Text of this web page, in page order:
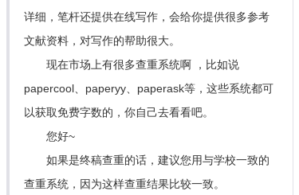
详细，笔杆还提供在线写作，会给你提供很多参考
文献资料，对写作的帮助很大。
现在市场上有很多查重系统啊 ，比如说
papercool、paperyy、paperask等，这些系统都可
以获取免费字数的，你自己去看看吧。
您好~
如果是终稿查重的话，建议您用与学校一致的
查重系统，因为这样查重结果比较一致。